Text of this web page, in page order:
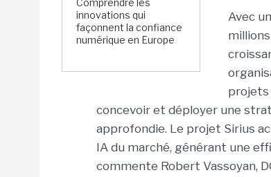
Comprendre les
innovations qui
façonnent la confiance
numérique en Europe
Avec
projets
concevoir et déployer une
approfondie. Le projet Sirius
IA du marché, générant une
commente Robert Vassoyan,